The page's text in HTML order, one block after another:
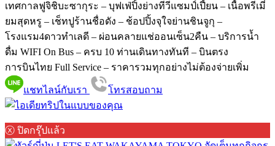
เทศกาลฟูจิชิบะซากุระ – บุฟเฟ่ปิ้งย่างทีวีแซมป์เปี้ยน – เนื้อพรีเมี่
ยมสุดหรู – เช็ทปูร้านชื่อดัง – ช้อปปิ้งจุใจย่านชินจูกุ –
โรงแรม4ดาวทำเลดี – ผ่อนคลายแช่ออนเซ็น2คืน – บริการน้ำ
ดื่ม WIFI On Bus – ครบ 10 ท่านเดินทางทันที – บินตรง
การบินไทย Full Service – ราคารวมทุกอย่างไม่ต้องจ่ายเพิ่ม
แชทไลน์กับเรา โทรสอบถาม
ⓧ ปิดกรุ๊ปแล้ว